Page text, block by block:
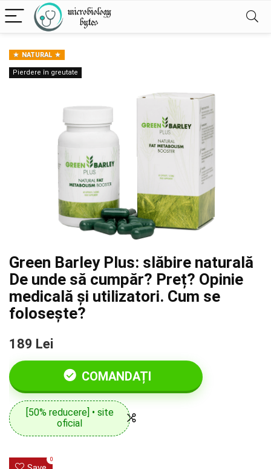
NATURAL
Pierdere în greutate
Green Barley Plus: slăbire naturală
De unde să cumpăr? Preț? Opinie
medicală și utilizatori. Cum se
folosește?
189 Lei
COMANDAȚI
[50% reducere] • site
oficial
0